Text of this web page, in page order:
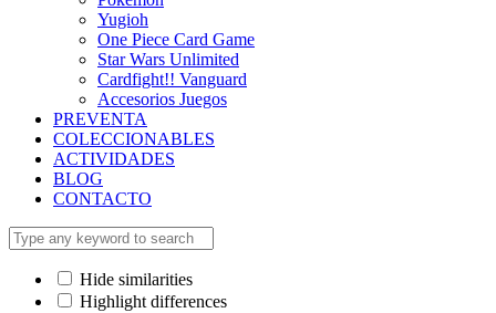
Yugioh
One Piece Card Game
Star Wars Unlimited
Cardfight!! Vanguard
Accesorios Juegos
PREVENTA
COLECCIONABLES
ACTIVIDADES
BLOG
CONTACTO
Hide similarities
Highlight differences